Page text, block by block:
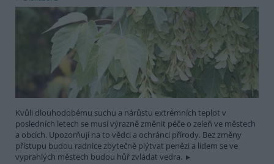
Kvůli dlouhodobému suchu a nárůstu extrémních teplot v
posledních letech se musí výrazně změnit péče o zeleň ve městech
a obcích. Upozorňují na to vědci a ochránci přírody. Bez změny
přístupu budou radnice zbytečně plýtvat penězi a lidem se ve
vyprahlých městech budou hůř zvládat vedra.